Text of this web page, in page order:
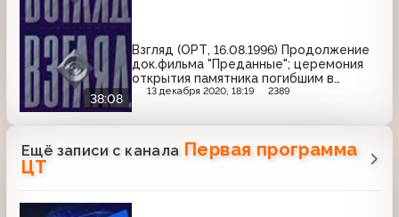
38:08
Взгляд (ОРТ, 16.08.1996) Продолжение
док.фильма "Преданные"; церемония
открытия памятника погибшим в
Грозном
13 декабря 2020, 18:19 2389
Ещё записи с канала Первая программа
ЦТ